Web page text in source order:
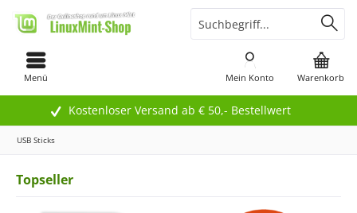
Kostenloser Versand ab € 50,- Bestellwert
Menü Warenkorb
Mein Konto
USB Sticks
Topseller